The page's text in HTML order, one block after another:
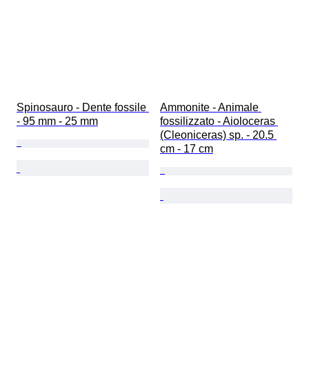
Spinosauro - Dente fossile
- 95 mm - 25 mm
Ammonite - Animale
fossilizzato - Aioloceras
(Cleoniceras) sp. - 20.5
cm - 17 cm